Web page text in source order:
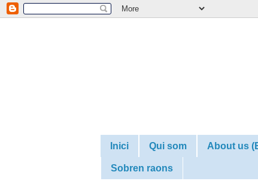
Inici Qui som About us
Sobren raons